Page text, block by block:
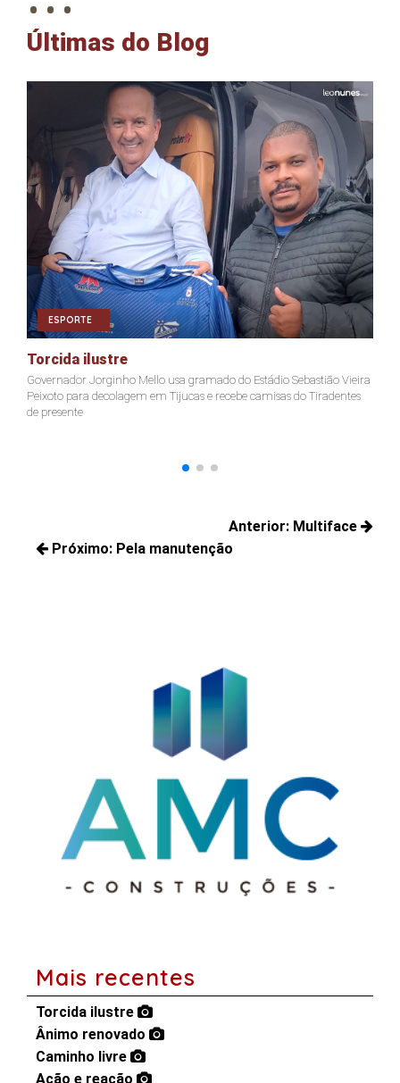
Últimas do Blog
ESPORTE
Torcida ilustre
Governador Jorginho Mello usa gramado do Estádio Sebastião Vieira
Peixoto para decolagem em Tijucas e recebe camisas do Tiradentes
de presente
de
Anterior: Multiface
Próximo: Pela manutenção
Mais recentes
Torcida ilustre
Ânimo renovado
Caminho livre
Ação e reação